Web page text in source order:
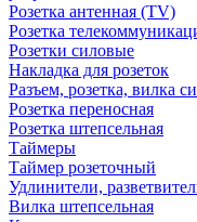
Розетка антенная (TV)
Розетка
Розетки силовые
Накладка для розеток
Разъем, розетка, вилка
Розетка переносная
Розетка штепсельная
Таймеры
Таймер розеточный
Удлинители,
Вилка штепсельная